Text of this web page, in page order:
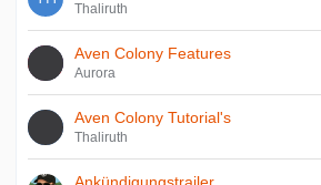
Thaliruth
Aven Colony Features
Aurora
Aven Colony Tutorial's
Thaliruth